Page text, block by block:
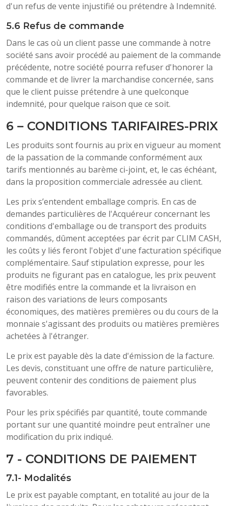
d'un refus de vente injustifié ou prétendre à Indemnité.
5.6 Refus de commande
Dans le cas où un client passe une commande à notre
société sans avoir procédé au paiement de la commande
précédente, notre société pourra refuser d'honorer la
commande et de livrer la marchandise concernée, sans
que le client puisse prétendre à une quelconque
indemnité, pour quelque raison que ce soit.
6 – CONDITIONS TARIFAIRES-PRIX
Les produits sont fournis au prix en vigueur au moment
de la passation de la commande conformément aux
tarifs mentionnés au barème ci-joint, et, le cas échéant,
dans la proposition commerciale adressée au client.
Les prix s’entendent emballage compris. En cas de
demandes particulières de l'Acquéreur concernant les
conditions d'emballage ou de transport des produits
commandés, dûment acceptées par écrit par CLIM CASH,
les coûts y liés feront l'objet d'une facturation spécifique
complémentaire. Sauf stipulation expresse, pour les
produits ne figurant pas en catalogue, les prix peuvent
être modifiés entre la commande et la livraison en
raison des variations de leurs composants
économiques, des matières premières ou du cours de la
monnaie s'agissant des produits ou matières premières
achetées à l'étranger.
Le prix est payable dès la date d'émission de la facture.
Les devis, constituant une offre de nature particulière,
peuvent contenir des conditions de paiement plus
favorables.
Pour les prix spécifiés par quantité, toute commande
portant sur une quantité moindre peut entraîner une
modification du prix indiqué.
7 - CONDITIONS DE PAIEMENT
7.1- Modalités
Le prix est payable comptant, en totalité au jour de la